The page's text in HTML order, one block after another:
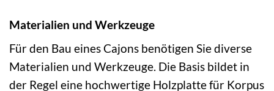
Materialien und Werkzeuge
Für den Bau eines Cajons benötigen Sie diverse
Materialien und Werkzeuge. Die Basis bildet in
der Regel eine hochwertige Holzplatte für Korpus